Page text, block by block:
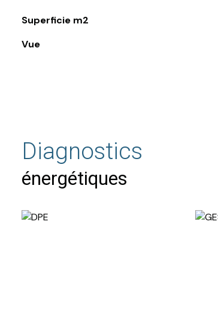
Superficie m2
Vue
Diagnostics
énergétiques